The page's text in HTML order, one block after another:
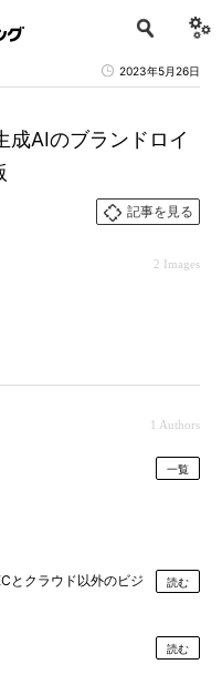
2023年5月26日
AIのブランドロイ
記事を見る
2 Images
1 Authors
一覧
クラウド以外のビジ
読む
読む